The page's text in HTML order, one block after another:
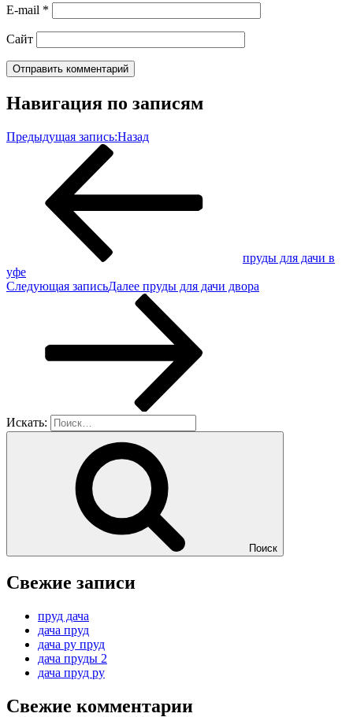
E-mail *
Сайт
Навигация по записям
Предыдущая запись:Назад
пруды для дачи в
уфе
Следующая записьДалее пруды для дачи двора
Искать:
Поиск
Свежие записи
пруд дача
дача пруд
дача ру пруд
дача пруды 2
дача пруд ру
Свежие комментарии